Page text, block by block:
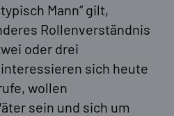
Mann“ gilt,
Rollenverständnis
oder drei
sich heute
wollen
sein und sich um